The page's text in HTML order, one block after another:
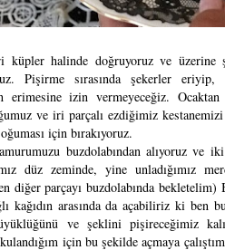
küpler halinde doğruyoruz ve üzerine
Pişirme sırasında şekerler eriyip,
erimesine izin vermeyeceğiz. Ocaktan
ve iri parçalı ezdiğimiz
için bırakıyoruz.
buzdolabından alıyoruz ve
düz zeminde, yine unladığımız
diğer parçayı buzdolabında
kağıdın arasında da açabiliriz ki ben
ve şeklini pişireceğimiz
için bu şekilde açmaya